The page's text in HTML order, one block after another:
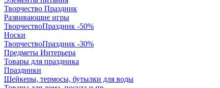
Творчество Праздник
Развивающие игры
ТворчествоПраздник -50%
Носки
ТворчествоПраздник -30%
Предметы Интерьера
Товары для праздника
Праздники
Шейкеры, термосы, бутылки для воды